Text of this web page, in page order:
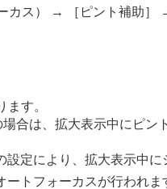
画）
画）
画）
カス ） → ［ピント補助］
ます。
場合は、拡大表示中にピン
設定により、拡大表示中に
ートフォーカスが行われま